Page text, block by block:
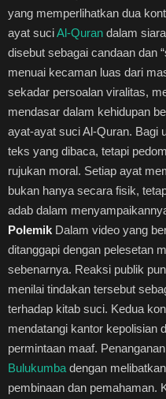
Essai
Kuliner
Cerpen
Kolom
Puisi
Travel
yang memperlihatkan dua
ayat suciAl-Quran dalam
disebut sebagai candaan dan
menuai kecaman luas dari
sekadar persoalan viralitas,
mendasar dalam kehidupan
ayat-ayat suci Al-Quran. Bagi
teks yang dibaca, tetapi
rujukan moral. Setiap ayat
bukan hanya secara fisik,
adab dalam
Polemik Dalam video yang
ditanggapi dengan pelesetan
sebenarnya. Reaksi publik
menilai tindakan tersebut
terhadap kitab suci. Kedua
mendatangi kantor kepolisian
permintaan maaf.
Bulukumba dengan
pembinaan dan pemahaman.